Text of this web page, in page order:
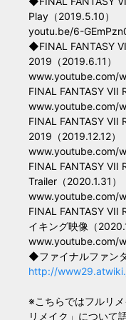
Play（2019.5.10）
youtu.be/6-
◆FINAL FANTASY
2019（2019.6.11）
www.youtube.com/
FINAL FANTASY VII
www.youtube.com/
FINAL FANTASY VII
2019（2019.12.12）
www.youtube.com/
FINAL FANTASY VII
Trailer（2020.1.31）
www.youtube.com/
FINAL FANTASY VII
イキング映像（
www.youtube.com/
◆ファイナルファン
http://
※こちらではフルリ
リメイク」について